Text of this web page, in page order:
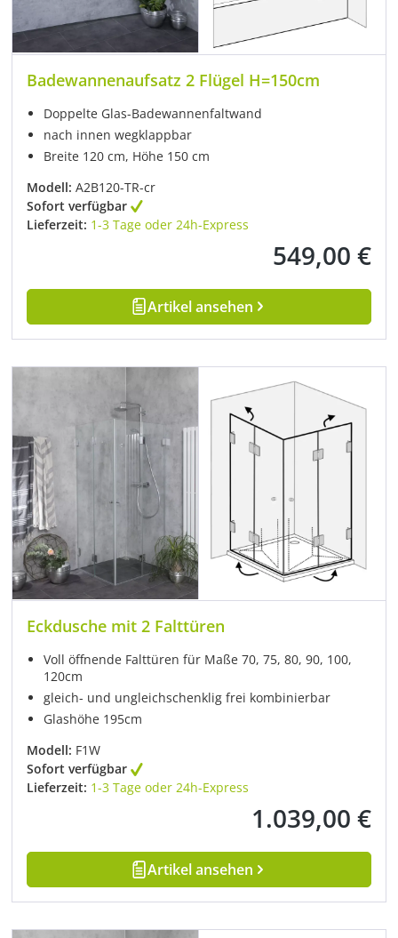
Badewannenaufsatz 2 Flügel H=150cm
Doppelte Glas-Badewannenfaltwand
nach innen wegklappbar
Breite 120 cm, Höhe 150 cm
Modell: A2B120-TR-cr
Sofort verfügbar
Lieferzeit: 1-3 Tage oder 24h-Express
Regulärer Preis:
549,00 €
Artikel ansehen
Eckdusche mit 2 Falttüren
Voll öffnende Falttüren für Maße 70, 75, 80, 90, 100,
120cm
gleich- und ungleichschenklig frei kombinierbar
Glashöhe 195cm
Modell: F1W
Sofort verfügbar
Lieferzeit: 1-3 Tage oder 24h-Express
Regulärer Preis:
1.039,00 €
Artikel ansehen